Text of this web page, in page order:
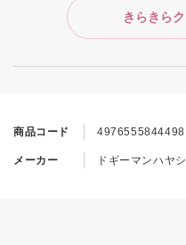
商品コード 4976555844498
メーカー ドギーマンハヤシ
きらきら